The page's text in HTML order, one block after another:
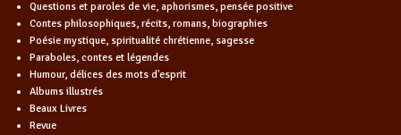
Questions et paroles de vie, aphorismes, pensée positive
Contes philosophiques, récits, romans, biographies
Poésie mystique, spiritualité chrétienne, sagesse
Paraboles, contes et légendes
Humour, délices des mots d'esprit
Albums illustrés
Beaux Livres
Revue